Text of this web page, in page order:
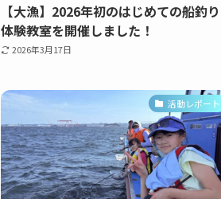
【大漁】2026年初のはじめての船釣り
体験教室を開催しました！
2026年3月17日
活動レポート